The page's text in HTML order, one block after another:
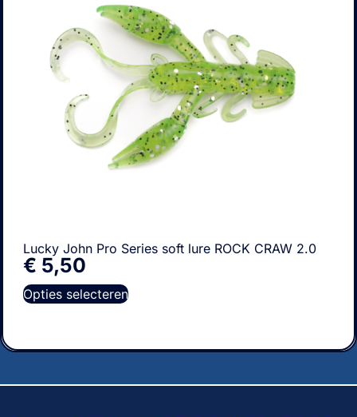
Lucky John Pro Series soft lure ROCK CRAW 2.0
€ 5,50
Opties selecteren